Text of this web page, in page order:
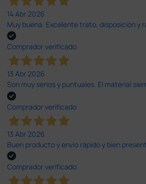
14 Abr 2026
Muy buena. Excelente trato, disposición y
Comprador verificado
13 Abr 2026
Son muy serios y puntuales. El material
Comprador verificado
13 Abr 2026
Buen producto y envío rápido y bien
Comprador verificado